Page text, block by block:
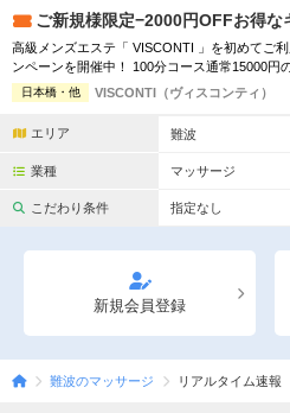
ご新規様限定−2000円OFFお得な
高級メンズエステ「 VISCONTI 」を初めてご
ンペーンを開催中！ 100分コース通常15000円のところ、−2000OFFの13000円に
てお得にご利用していただけます！必ず「リ
さいませ。 100分コース 15000円 → 13000円 120分コース 18000円 → 1600
日本橋・他 VISCONTI（ヴィスコンティ）
エリア 難波
業種 マッサージ
こだわり条件 指定なし
新規会員登録
難波のマッサージ リアルタイム速報